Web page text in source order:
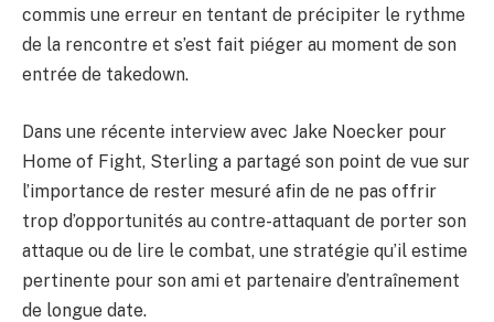
commis une erreur en tentant de précipiter le rythme
de la rencontre et s’est fait piéger au moment de son
entrée de takedown.
Dans une récente interview avec Jake Noecker pour
Home of Fight, Sterling a partagé son point de vue sur
l’importance de rester mesuré afin de ne pas offrir
trop d’opportunités au contre-attaquant de porter son
attaque ou de lire le combat, une stratégie qu’il estime
pertinente pour son ami et partenaire d’entraînement
de longue date.